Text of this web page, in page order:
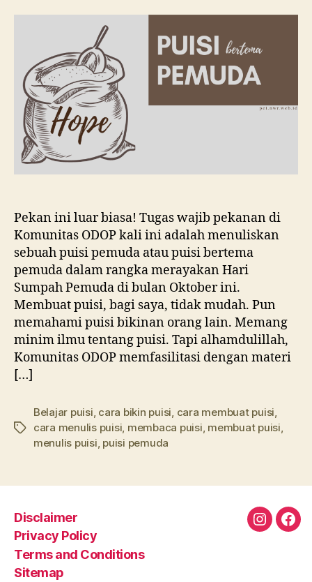
Puisi
Pringadi
Abdi
Surya
Pekan ini luar biasa! Tugas wajib pekanan di
Komunitas ODOP kali ini adalah menuliskan
sebuah puisi pemuda atau puisi bertema
pemuda dalam rangka merayakan Hari
Sumpah Pemuda di bulan Oktober ini.
Membuat puisi, bagi saya, tidak mudah. Pun
memahami puisi bikinan orang lain. Memang
minim ilmu tentang puisi. Tapi alhamdulillah,
Komunitas ODOP memfasilitasi dengan materi
[…]
Tags
Belajar puisi, cara bikin puisi, cara membuat puisi,
cara menulis puisi, membaca puisi, membuat puisi,
menulis puisi, puisi pemuda
Disclaimer
Privacy Policy
Terms and Conditions
Sitemap